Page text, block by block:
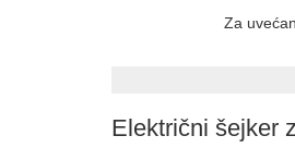
Za
Električni šejker